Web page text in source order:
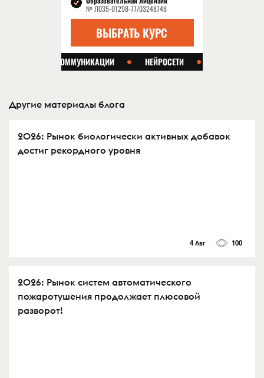
Другие материалы блога
2026: Рынок биологически активных добавок
достиг рекордного уровня
4 Авг 100
2026: Рынок систем автоматического
пожаротушения продолжает плюсовой
разворот!